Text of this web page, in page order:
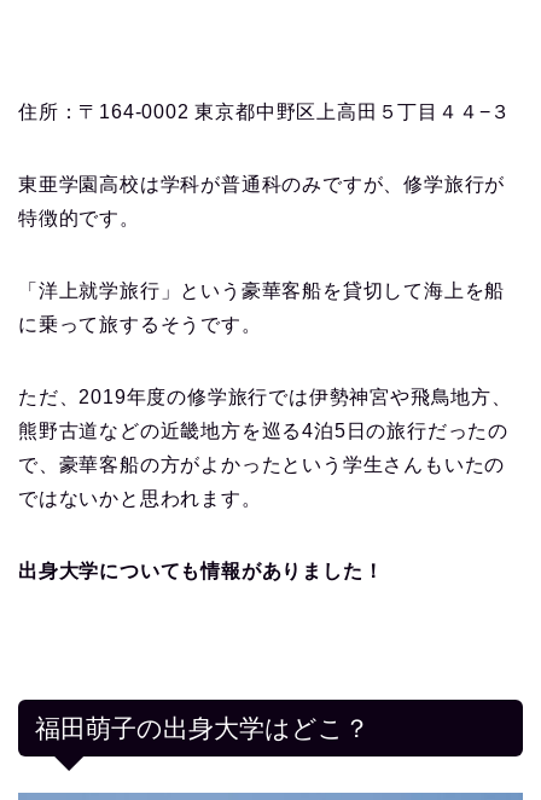
住所：〒164-0002 東京都中野区上高田５丁目４４−３
東亜学園高校は学科が普通科のみですが、修学旅行が
特徴的です。
「洋上就学旅行」という豪華客船を貸切して海上を船
に乗って旅するそうです。
ただ、2019年度の修学旅行では伊勢神宮や飛鳥地方、
熊野古道などの近畿地方を巡る4泊5日の旅行だったの
で、豪華客船の方がよかったという学生さんもいたの
ではないかと思われます。
出身大学についても情報がありました！
福田萌子の出身大学はどこ？